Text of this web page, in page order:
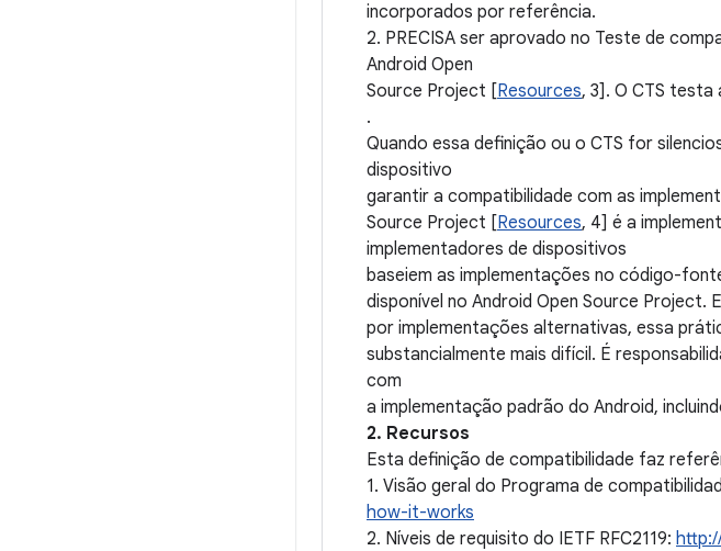
incorporados por referência.
2. PRECISA ser aprovado no Teste de
Android Open
Source Project [Resources, 3]. O CTS testa
.
Quando essa definição ou o CTS for
dispositivo
garantir a compatibilidade com as
Source Project [Resources, 4] é a
implementadores de dispositivos
baseiem as implementações no código-
disponível no Android Open Source
por implementações alternativas, essa
substancialmente mais difícil. É
com
a implementação padrão do Android,
2. Recursos
Esta definição de compatibilidade faz
1. Visão geral do Programa de
how-it-works
2. Níveis de requisito do IETF RFC2119: